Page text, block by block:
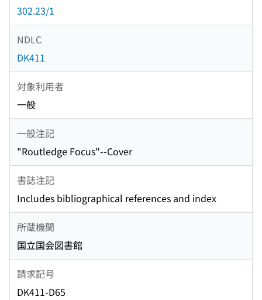
302.23/1
NDLC
DK411
対象利用者
一般
一般注記
"Routledge Focus"--Cover
書誌注記
Includes bibliographical references and index
所蔵機関
国立国会図書館
請求記号
DK411-D65